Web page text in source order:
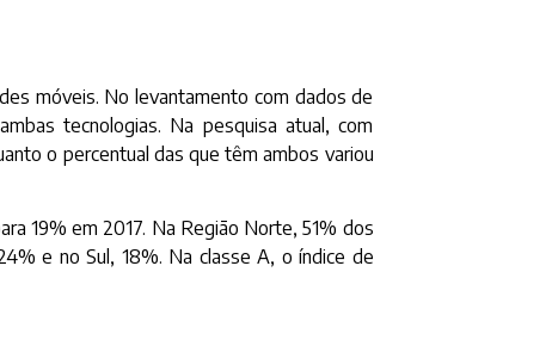
móveis. No levantamento com dados de
tecnologias. Na pesquisa atual, com
o percentual das que têm ambos variou
19% em 2017. Na Região Norte, 51% dos
e no Sul, 18%. Na classe A, o índice de